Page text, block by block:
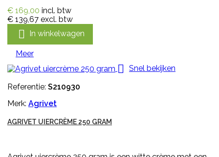
€ 169,00 incl. btw
€ 139,67 excl. btw
 In winkelwagen
Meer
 Snel bekijken
Referentie: S210930
Merk: Agrivet
AGRIVET UIERCRÈME 250 GRAM